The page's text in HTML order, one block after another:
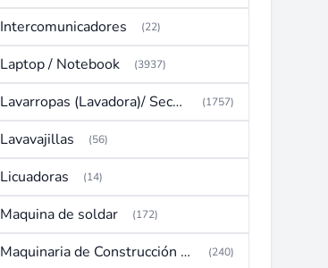
Intercomunicadores (22)
Laptop / Notebook (3937)
Lavarropas (Lavadora)/ Secadoras (1757)
Lavavajillas (56)
Licuadoras (14)
Maquina de soldar (172)
Maquinaria de Construcción (Maquinaria Pesada) (240)